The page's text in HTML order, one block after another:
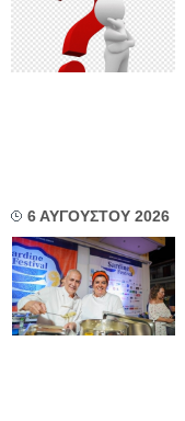
6 ΑΥΓΟΥΣΤΟΥ 2026